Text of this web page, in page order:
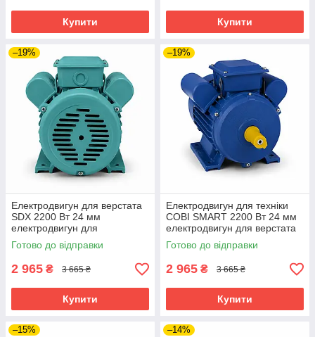
Купити Купити
–19%
Електродвигун для верстата
SDX 2200 Вт 24 мм
електродвигун для
сільськогосподарської техніки
електродвигун на лапах
Готово до відправки
2 965 ₴ 3 665 ₴
Купити
–19%
Електродвигун для техніки
COBI SMART 2200 Вт 24 мм
електродвигун для верстата
двигун для бетономішалки
Готово до відправки
2 965 ₴ 3 665 ₴
Купити
–15% –14%